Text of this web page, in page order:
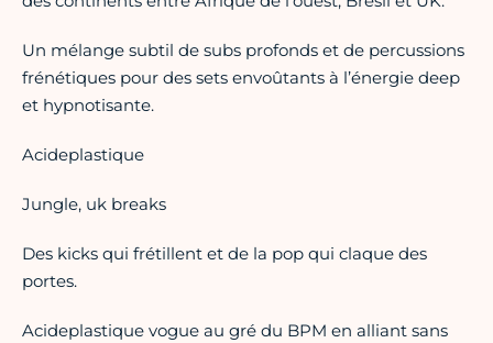
Un mélange subtil de subs profonds et de percussions
frénétiques pour des sets envoûtants à l’énergie deep
et hypnotisante.
Acideplastique
Jungle, uk breaks
Des kicks qui frétillent et de la pop qui claque des
portes.
Acideplastique vogue au gré du BPM en alliant sans